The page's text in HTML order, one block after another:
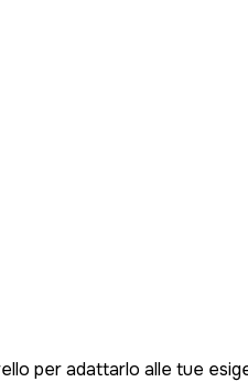
per adattarlo alle tue